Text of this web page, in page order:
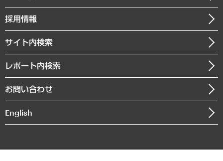
GRC（ガバナンス・リスク・コンプライアンス）・防災（政策）
経済・産業・雇用・労働
まちづくり・観光・交通・スポーツ・スマートシティ
自然資源・農林水産業・食料システム
経営用語集
受託・受注実績（官公庁関連）
メディア掲載・出演
社長メッセージ
会社概要
沿革
組織図・本部部室紹介
インドネシア現地法人
個人情報保護方針
ニュースリリース
お知らせ
採用情報
サイト内検索
レポート内検索
お問い合わせ
English